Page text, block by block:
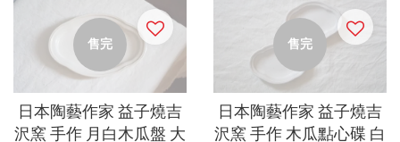
售完
日本陶藝作家 益子燒吉
沢窯 手作 月白木瓜盤 大
售完
日本陶藝作家 益子燒吉
沢窯 手作 木瓜點心碟 白